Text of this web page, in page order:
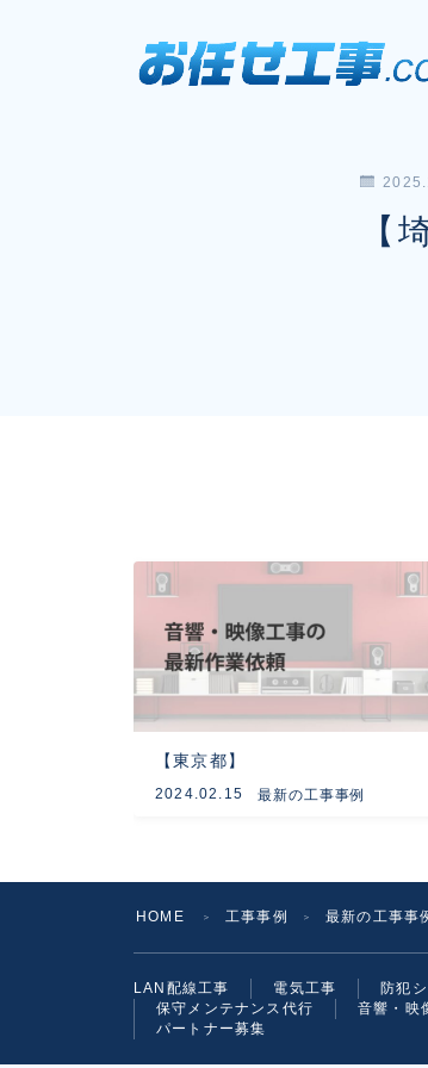
【
【東京都】
2024.02.15 最新の工事事例
HOME ＞ 工事事例 ＞ 最新の工事事
LAN配線工事 電気工事 防犯
保守メンテナンス代行
音響・映
パートナー募集